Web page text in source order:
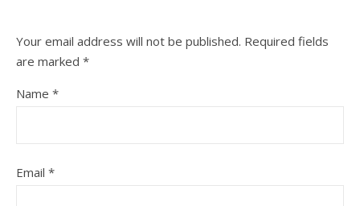
Your email address will not be published. Required fields
are marked *
Name *
Email *